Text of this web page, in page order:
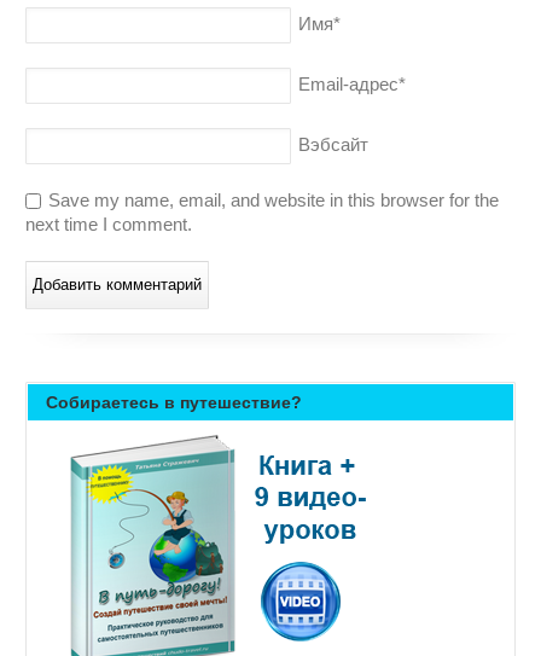
Имя*
Email-адрес*
Вэбсайт
Save my name, email, and website in this browser for the
next time I comment.
Собираетесь в путешествие?